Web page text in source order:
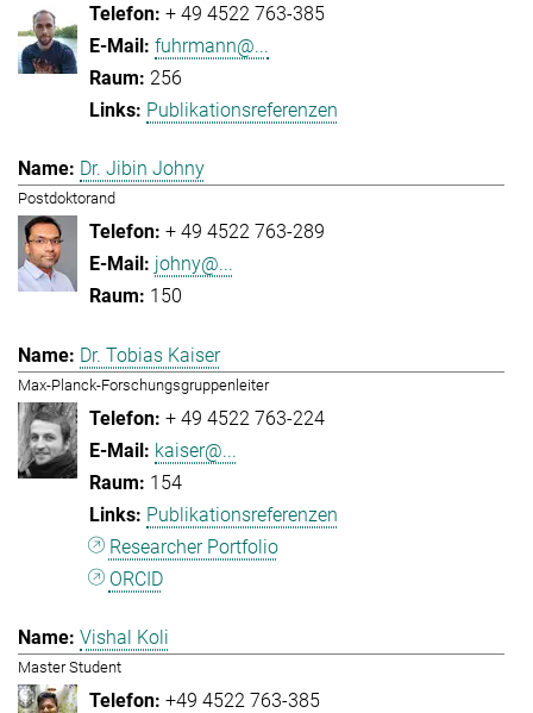
+ 49 4522 763-385
fuhrmann@...
256
Publikationsreferenzen
Dr. Jibin Johny
Postdoktorand
+ 49 4522 763-289
johny@...
150
Dr. Tobias Kaiser
Max-Planck-Forschungsgruppenleiter
+ 49 4522 763-224
kaiser@...
154
Publikationsreferenzen
Researcher Portfolio
ORCID
Vishal Koli
Master Student
+49 4522 763-385